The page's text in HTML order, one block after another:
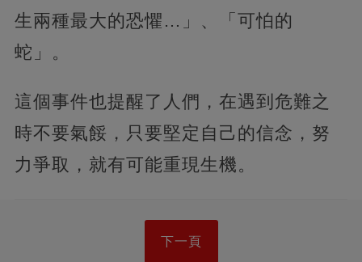
生兩種最大的恐懼…」、「可怕的
蛇」。
這個事件也提醒了人們，在遇到危難之
時不要氣餒，只要堅定自己的信念，努
力爭取，就有可能重現生機。
下一頁